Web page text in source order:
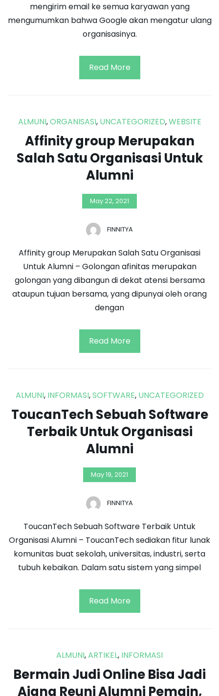
mengirim email ke semua karyawan yang
mengumumkan bahwa Google akan mengatur ulang
organisasinya.
Read More
ALMUNI,ORGANISASI, UNCATEGORIZED,WEBSITE
Affinity group Merupakan
Salah Satu Organisasi Untuk
Alumni
May 22, 2021
FINNITYA
Affinity group Merupakan Salah Satu Organisasi
Untuk Alumni – Golongan afinitas merupakan
golongan yang dibangun di dekat atensi bersama
ataupun tujuan bersama, yang dipunyai oleh orang
dengan
Read More
ALMUNI, INFORMASI,SOFTWARE, UNCATEGORIZED
ToucanTech Sebuah Software
Terbaik Untuk Organisasi
Alumni
May 19, 2021
FINNITYA
ToucanTech Sebuah Software Terbaik Untuk
Organisasi Alumni – ToucanTech sediakan fitur lunak
komunitas buat sekolah, universitas, industri, serta
tubuh kebaikan. Dalam satu sistem yang simpel
Read More
ALMUNI,ARTIKEL, INFORMASI
Bermain Judi Online Bisa Jadi
Ajang Reuni Alumni Pemain,